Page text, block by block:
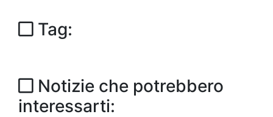
Tag:
Notizie che potrebbero
interessarti: